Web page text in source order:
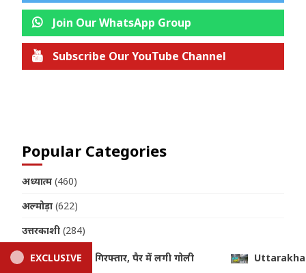
Join Our WhatsApp Group
Subscribe Our YouTube Channel
Popular Categories
अध्यात्म (460)
अल्मोड़ा (622)
उत्तरकाशी (284)
उत्तरप्रदेश (119)
EXCLUSIVE
Uttarakhand Weather Update: आज 6 जिलों में भारी बारिश का येलो